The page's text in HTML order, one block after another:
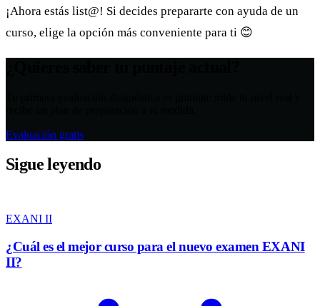
¡Ahora estás list@! Si decides prepararte con ayuda de un
curso, elige la opción más conveniente para ti 😊
Evaluación gratis
Sigue leyendo
EXANI II
¿Cuál es el mejor curso para el nuevo examen EXANI
II?